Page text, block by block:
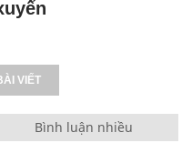
VIẾT
Bình luận nhiều